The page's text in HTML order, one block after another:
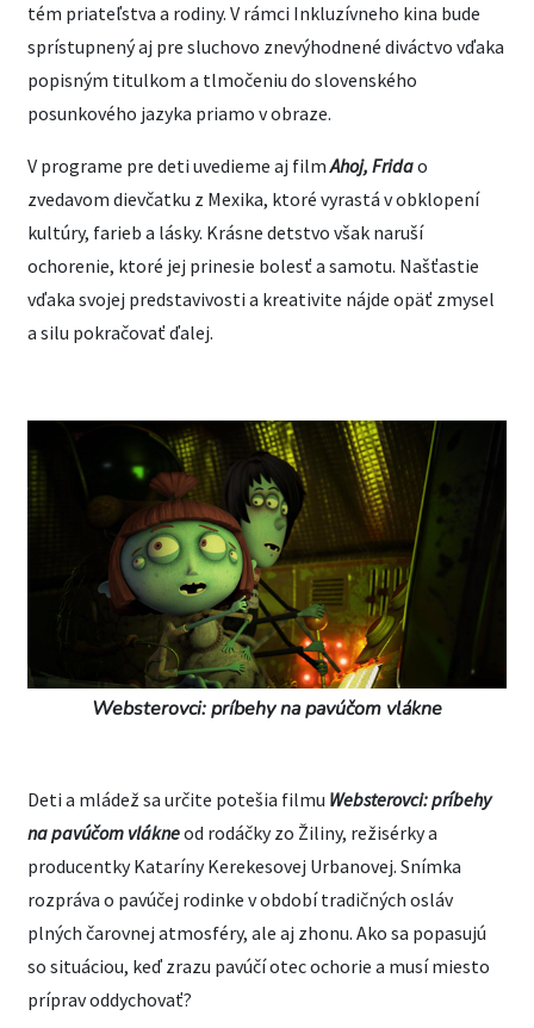
tém priateľstva a rodiny. V rámci Inkluzívneho kina bude
sprístupnený aj pre sluchovo znevýhodnené diváctvo vďaka
popisným titulkom a tlmočeniu do slovenského
posunkového jazyka priamo v obraze.
V programe pre deti uvedieme aj filmAhoj, Fridao
zvedavom dievčatku z Mexika, ktoré vyrastá v obklopení
kultúry, farieb a lásky. Krásne detstvo však naruší
ochorenie, ktoré jej prinesie bolesť a samotu. Našťastie
vďaka svojej predstavivosti a kreativite nájde opäť zmysel
a silu pokračovať ďalej.
Websterovci: príbehy na pavúčom vlákne
Deti a mládež sa určite potešia filmu Websterovci: príbehy
na pavúčom vlákneod rodáčky zo Žiliny, režisérky a
producentky Kataríny Kerekesovej Urbanovej. Snímka
rozpráva o pavúčej rodinke v období tradičných osláv
plných čarovnej atmosféry, ale aj zhonu. Ako sa popasujú
so situáciou, keď zrazu pavúčí otec ochorie a musí miesto
príprav oddychovať?